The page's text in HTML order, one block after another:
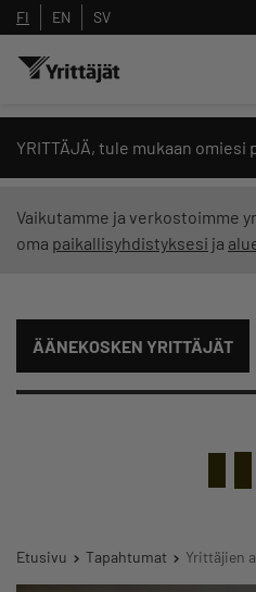
FI EN SV
YRITTÄJÄ, tule mukaan omiesi
Vaikutamme ja verkostoimme
oma paikallisyhdistyksesi ja
ÄÄNEKOSKEN YRITTÄJÄT
Etusivu Tapahtumat Yrittäjien
Hae sivustolta tai
Yrittäjien tekoälyltä
Suodata hakutuloksia: